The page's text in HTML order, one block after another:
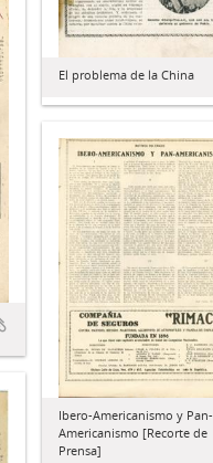
El problema de la China
Ibero-Americanismo y Pan-
Americanismo [Recorte de
Prensa]